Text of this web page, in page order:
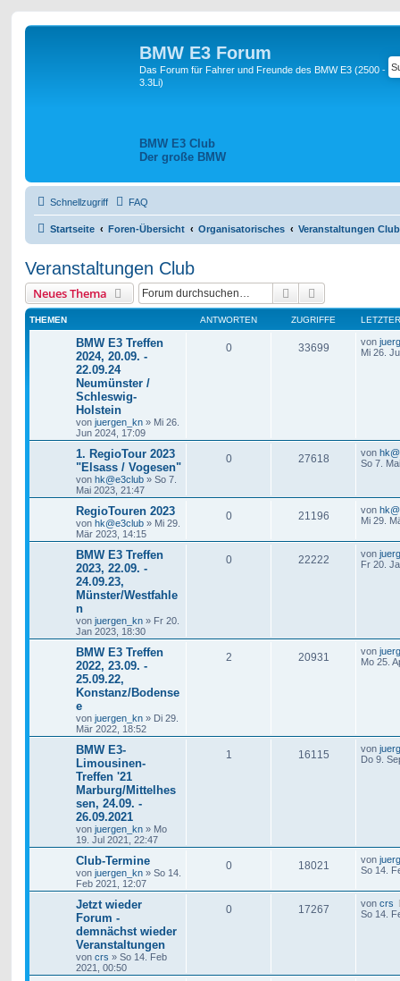
BMW E3 Forum
Das Forum für Fahrer und Freunde des BMW E3 (2500 -
3.3Li)
BMW E3 Club
Der große BMW
Schnellzugriff FAQ
Startseite Foren-Übersicht Organisatorisches Veranstaltungen Club
Veranstaltungen Club
Neues Thema Suche
THEMEN ANTWORTEN ZUGRIFFE
BMW E3 Treffen
2024, 20.09. -
22.09.24
Neumünster /
Schleswig-
Holstein
von juergen_kn » Mi 26.
Jun 2024, 17:09
0 33699 von
Mi 26.
1. RegioTour 2023
"Elsass / Vogesen"
von hk@e3club » So 7.
Mai 2023, 21:47
0 27618 von
So 7.
RegioTouren 2023
von hk@e3club » Mi 29.
Mär 2023, 14:15
0 21196 von
Mi 29.
BMW E3 Treffen
2023, 22.09. -
24.09.23,
Münster/Westfahle
n
von juergen_kn » Fr 20.
Jan 2023, 18:30
0 22222 von
Fr 20.
BMW E3 Treffen
2022, 23.09. -
25.09.22,
Konstanz/Bodense
e
von juergen_kn » Di 29.
Mär 2022, 18:52
2 20931 von
Mo 25.
BMW E3-
Limousinen-
Treffen '21
Marburg/Mittelhes
sen, 24.09. -
26.09.2021
von juergen_kn » Mo
19. Jul 2021, 22:47
1 16115 von
Do 9.
Club-Termine
von juergen_kn » So 14.
Feb 2021, 12:07
0 18021 von
So 14.
Jetzt wieder
Forum -
demnächst wieder
Veranstaltungen
von crs » So 14. Feb
2021, 00:50
0 17267 von crs
So 14.